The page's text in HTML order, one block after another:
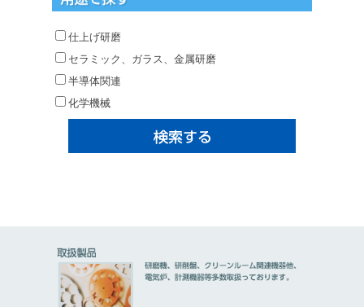
仕上げ研磨
セラミック、ガラス、金属研磨
半導体関連
化学機械